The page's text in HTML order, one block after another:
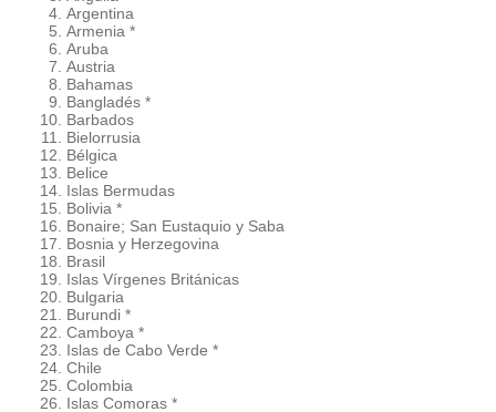
Argentina
Armenia *
Aruba
Austria
Bahamas
Bangladés *
Barbados
Bielorrusia
Bélgica
Belice
Islas Bermudas
Bolivia *
Bonaire; San Eustaquio y Saba
Bosnia y Herzegovina
Brasil
Islas Vírgenes Británicas
Bulgaria
Burundi *
Camboya *
Islas de Cabo Verde *
Chile
Colombia
Islas Comoras *